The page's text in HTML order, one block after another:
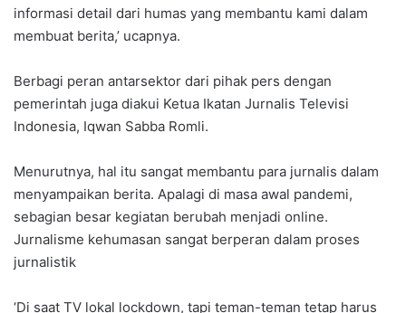
informasi detail dari humas yang membantu kami dalam
membuat berita,’ ucapnya.
Berbagi peran antarsektor dari pihak pers dengan
pemerintah juga diakui Ketua Ikatan Jurnalis Televisi
Indonesia, Iqwan Sabba Romli.
Menurutnya, hal itu sangat membantu para jurnalis dalam
menyampaikan berita. Apalagi di masa awal pandemi,
sebagian besar kegiatan berubah menjadi online.
Jurnalisme kehumasan sangat berperan dalam proses
jurnalistik
‘Di saat TV lokal lockdown, tapi teman-teman tetap harus